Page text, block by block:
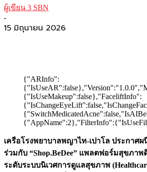
ผู้เขียน 3 SBN
-
15 มิถุนายน 2026
{"ARInfo":
{"IsUseMakeup":false},"FaceliftInfo":
เครือโรงพยาบาลพญาไท-เปาโล ประกาศ
ร่วมกับ “Shop.BeDee” แพลตฟอร์มสุขภา
ระดับระบบนิเวศการดูแลสุขภาพ